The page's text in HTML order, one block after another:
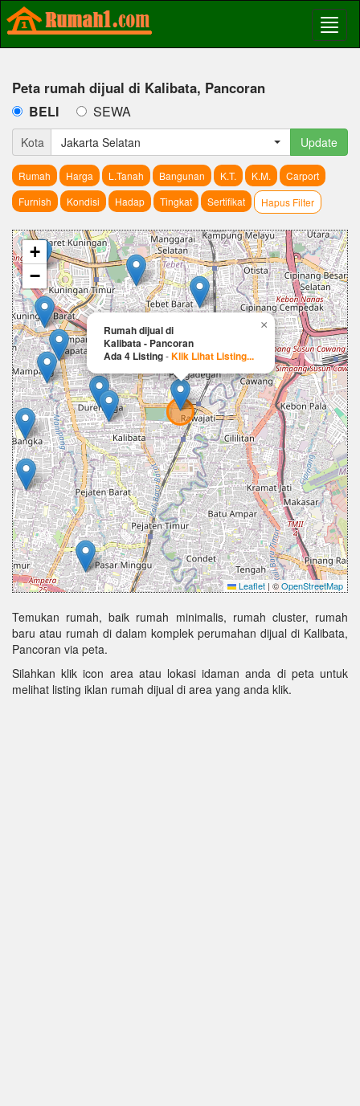
Peta rumah dijual di Kalibata, Pancoran
BELI SEWA
Kota Jakarta Selatan Update
Rumah Harga L.Tanah Bangunan K.T. K.M.
Carport
Furnish
Kondisi Hadap Tingkat Sertifikat Hapus Filter
Rumah dijual di
Kalibata - Pancoran
Ada 4 Listing-Klik Lihat Listing...
×
+
−
Leaflet | ©OpenStreetMap
Temukan rumah, baik rumah minimalis, rumah cluster, rumah
baru atau rumah di dalam komplek perumahan dijual di Kalibata,
Pancoran via peta.
Silahkan klik icon area atau lokasi idaman anda di peta untuk
melihat listing iklan rumah dijual di area yang anda klik.